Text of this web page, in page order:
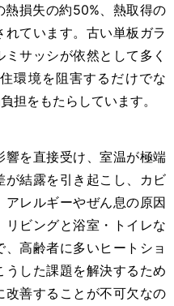
損失の約50%、熱取得の
ています。古い単板ガラ
サッシが依然として多く
環境を阻害するだけでな
担をもたらしています。
を直接受け、室温が極端
結露を引き起こし、カビ
レルギーやぜん息の原因
ビングと浴室・トイレな
高齢者に多いヒートショ
した課題を解決するため
善することが不可欠なの